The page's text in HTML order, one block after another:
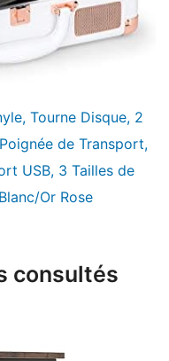
Tourne Disque, 2
de Transport,
USB, 3 Tailles de
Or Rose
consultés